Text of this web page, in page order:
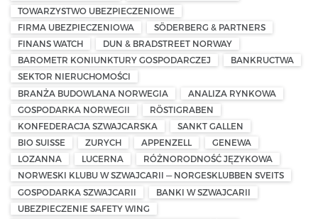
TOWARZYSTWO UBEZPIECZENIOWE
FIRMA UBEZPIECZENIOWA
SÖDERBERG & PARTNERS
FINANS WATCH
DUN & BRADSTREET NORWAY
BAROMETR KONIUNKTURY GOSPODARCZEJ
BANKRUCTWA
SEKTOR NIERUCHOMOŚCI
BRANŻA BUDOWLANA NORWEGIA
ANALIZA RYNKOWA
GOSPODARKA NORWEGII
RÖSTIGRABEN
KONFEDERACJA SZWAJCARSKA
SANKT GALLEN
BIO SUISSE
ZURYCH APPENZELL
GENEWA
LOZANNA
LUCERNA
RÓŻNORODNOŚĆ JĘZYKOWA
NORWESKI KLUBU W SZWAJCARII — NORGESKLUBBEN SVEITS
GOSPODARKA SZWAJCARII
BANKI W SZWAJCARII
UBEZPIECZENIE SAFETY WING